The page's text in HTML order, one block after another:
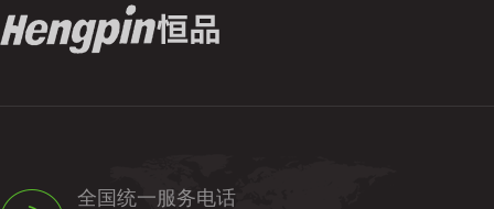
全国统一服务电话